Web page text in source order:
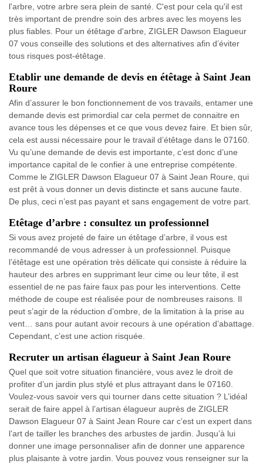
l'arbre, votre arbre sera plein de santé. C'est pour cela qu'il est
très important de prendre soin des arbres avec les moyens les
plus fiables. Pour un étêtage d'arbre, ZIGLER Dawson Elagueur
07 vous conseille des solutions et des alternatives afin d’éviter
tous risques post-étêtage.
Etablir une demande de devis en étêtage à Saint Jean
Roure
Afin d’assurer le bon fonctionnement de vos travails, entamer une
demande devis est primordial car cela permet de connaitre en
avance tous les dépenses et ce que vous devez faire. Et bien sûr,
cela est aussi nécessaire pour le travail d’étêtage dans le 07160.
Vu qu’une demande de devis est importante, c’est donc d’une
importance capital de le confier à une entreprise compétente.
Comme le ZIGLER Dawson Elagueur 07 à Saint Jean Roure, qui
est prêt à vous donner un devis distincte et sans aucune faute.
De plus, ceci n’est pas payant et sans engagement de votre part.
Etêtage d’arbre : consultez un professionnel
Si vous avez projeté de faire un étêtage d’arbre, il vous est
recommandé de vous adresser à un professionnel. Puisque
l’étêtage est une opération très délicate qui consiste à réduire la
hauteur des arbres en supprimant leur cime ou leur tête, il est
essentiel de ne pas faire faux pas pour les interventions. Cette
méthode de coupe est réalisée pour de nombreuses raisons. Il
peut s’agir de la réduction d’ombre, de la limitation à la prise au
vent… sans pour autant avoir recours à une opération d’abattage.
Cependant, c’est une action risquée.
Recruter un artisan élagueur à Saint Jean Roure
Quel que soit votre situation financière, vous avez le droit de
profiter d’un jardin plus stylé et plus attrayant dans le 07160.
Voulez-vous savoir vers qui tourner dans cette situation ? L’idéal
serait de faire appel à l’artisan élagueur auprès de ZIGLER
Dawson Elagueur 07 à Saint Jean Roure car c’est un expert dans
l’art de tailler les branches des arbustes de jardin. Jusqu’à lui
donner une image personnaliser afin de donner une apparence
plus plaisante à votre jardin. Vous pouvez vous renseigner sur la